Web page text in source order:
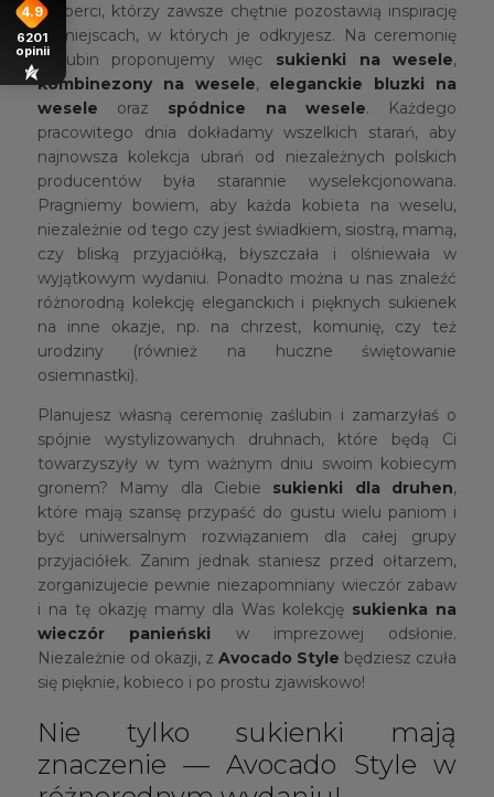
eksperci, którzy zawsze chętnie pozostawią inspirację
w miejscach, w których je odkryjesz. Na ceremonię
zaślubin proponujemy więc
sukienki na wesele,
kombinezony na wesele, eleganckie bluzki na
wesele oraz spódnice na wesele. Każdego
pracowitego dnia dokładamy wszelkich starań, aby
najnowsza kolekcja ubrań od niezależnych polskich
producentów była starannie wyselekcjonowana.
Pragniemy bowiem, aby każda kobieta na weselu,
niezależnie od tego czy jest świadkiem, siostrą, mamą,
czy bliską przyjaciółką, błyszczała i olśniewała w
wyjątkowym wydaniu. Ponadto można u nas znaleźć
różnorodną kolekcję eleganckich i pięknych sukienek
na inne okazje, np. na chrzest, komunię, czy też
urodziny (również na huczne świętowanie
osiemnastki).
Planujesz własną ceremonię zaślubin i zamarzyłaś o
spójnie wystylizowanych druhnach, które będą Ci
towarzyszyły w tym ważnym dniu swoim kobiecym
gronem? Mamy dla Ciebie sukienki dla druhen,
które mają szansę przypaść do gustu wielu paniom i
być uniwersalnym rozwiązaniem dla całej grupy
przyjaciółek. Zanim jednak staniesz przed ołtarzem,
zorganizujecie pewnie niezapomniany wieczór zabaw
i na tę okazję mamy dla Was kolekcję sukienka na
wieczór panieński w imprezowej odsłonie.
Niezależnie od okazji, zAvocado Style będziesz czuła
się pięknie, kobieco i po prostu zjawiskowo!
Nie tylko sukienki mają
znaczenie — Avocado Style w
4.9
6201
opinii